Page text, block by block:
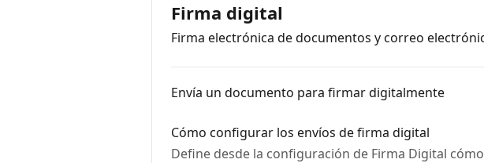
Firma digital
Firma electrónica de documentos y correo
Envía un documento para firmar digitalmente
Cómo configurar los envíos de firma digital
Define desde la configuración de Firma Digital